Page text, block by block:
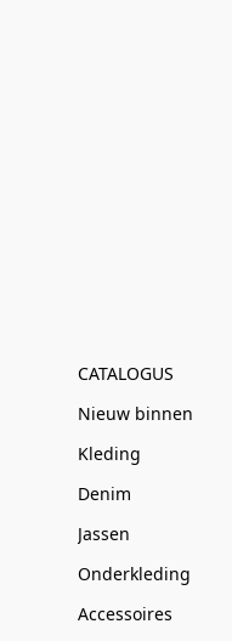
CATALOGUS
Nieuw binnen
Kleding
Denim
Jassen
Onderkleding
Accessoires